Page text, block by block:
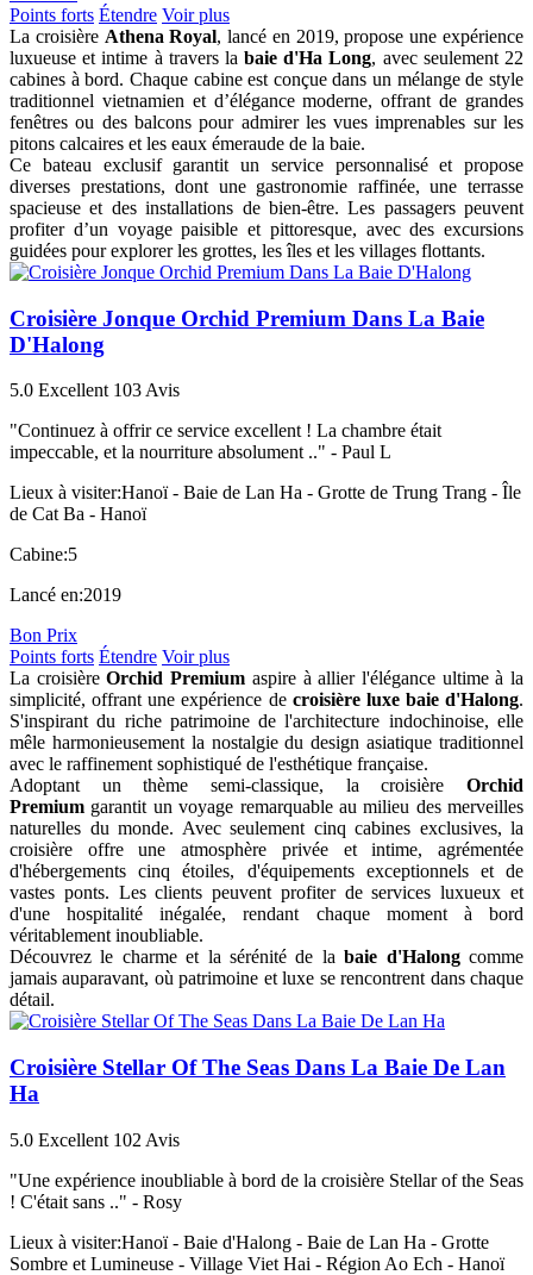
Points forts Étendre Voir plus
La croisière Athena Royal, lancé en 2019, propose une expérience
luxueuse et intime à travers la baie d'Ha Long, avec seulement 22
cabines à bord. Chaque cabine est conçue dans un mélange de style
traditionnel vietnamien et d’élégance moderne, offrant de grandes
fenêtres ou des balcons pour admirer les vues imprenables sur les
pitons calcaires et les eaux émeraude de la baie.
Ce bateau exclusif garantit un service personnalisé et propose
diverses prestations, dont une gastronomie raffinée, une terrasse
spacieuse et des installations de bien-être. Les passagers peuvent
profiter d’un voyage paisible et pittoresque, avec des excursions
guidées pour explorer les grottes, les îles et les villages flottants.
Croisière Jonque Orchid Premium Dans La Baie
D'Halong
5.0 Excellent 103 Avis
"Continuez à offrir ce service excellent ! La chambre était
impeccable, et la nourriture absolument .." - Paul L
Lieux à visiter:Hanoï - Baie de Lan Ha - Grotte de Trung Trang - Île
de Cat Ba - Hanoï
Cabine:5
Lancé en:2019
Bon Prix
Points forts Étendre Voir plus
La croisièreOrchid Premium aspire à allier l'élégance ultime à la
simplicité, offrant une expérience de croisière luxe baie d'Halong.
S'inspirant du riche patrimoine de l'architecture indochinoise, elle
mêle harmonieusement la nostalgie du design asiatique traditionnel
avec le raffinement sophistiqué de l'esthétique française.
Adoptant un thème semi-classique, la croisière Orchid
Premium garantit un voyage remarquable au milieu des merveilles
naturelles du monde. Avec seulement cinq cabines exclusives, la
croisière offre une atmosphère privée et intime, agrémentée
d'hébergements cinq étoiles, d'équipements exceptionnels et de
vastes ponts. Les clients peuvent profiter de services luxueux et
d'une hospitalité inégalée, rendant chaque moment à bord
véritablement inoubliable.
Découvrez le charme et la sérénité de labaie d'Halongcomme
jamais auparavant, où patrimoine et luxe se rencontrent dans chaque
détail.
Croisière Stellar Of The Seas Dans La Baie De Lan
Ha
5.0 Excellent 102 Avis
"Une expérience inoubliable à bord de la croisière Stellar of the Seas
! C'était sans .." - Rosy
Lieux à visiter:Hanoï - Baie d'Halong - Baie de Lan Ha - Grotte
Sombre et Lumineuse - Village Viet Hai - Région Ao Ech - Hanoï